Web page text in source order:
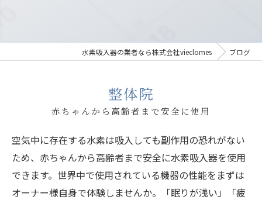
水素吸入器の業者なら株式会社vieclomes ブログ
整体院
赤ちゃんから高齢者まで安全に使用
空気中に存在する水素は吸入しても副作用の恐れがない
ため、赤ちゃんから高齢者まで安全に水素吸入器を使用
できます。世界中で使用されている機器の性能をまずは
オーナー様自身で体験しませんか。「眠りが浅い」「疲